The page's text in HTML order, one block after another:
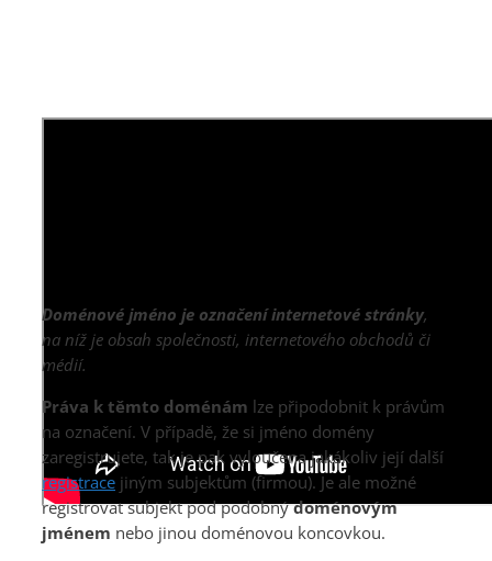
Doménové jméno je označení internetové stránky,
na níž je obsah společnosti, internetového obchodů či
médií.
Práva k těmto doménám lze připodobnit k právům
na označení. V případě, že si jméno domény
zaregistrujete, tak je pak vyloučena jakákoliv její další
registrace jiným subjektům (firmou). Je ale možné
registrovat subjekt pod podobnýdoménovým
jménem nebo jinou doménovou koncovkou.